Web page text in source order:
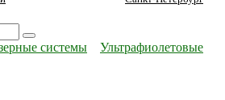
системы
Ультрафиолетовые